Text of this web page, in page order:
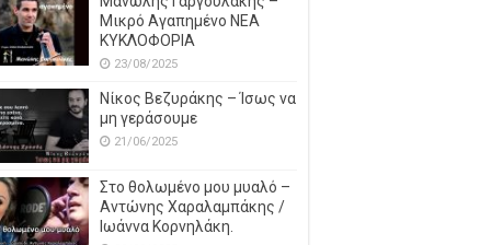
Μικρό Αγαπημένο NEΑ
ΚΥΚΛΟΦΟΡΙΑ
23/08/2025
Νίκος Βεζυράκης – Ίσως να
μη γεράσουμε
21/06/2025
Στο θολωμένο μου μυαλό –
Αντώνης Χαραλαμπάκης /
Ιωάννα Κορνηλάκη.